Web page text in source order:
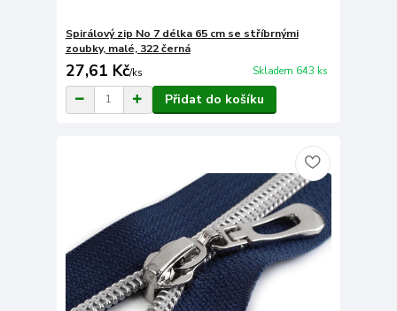
Spirálový zip No 7 délka 65 cm se stříbrnými
zoubky, malé, 322 černá
27,61 Kč/ks Skladem 643 ks
Přidat do košíku